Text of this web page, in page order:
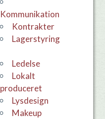
Kommunikation
Kontrakter
Lagerstyring
Ledelse
Lokalt
produceret
Lysdesign
makeup